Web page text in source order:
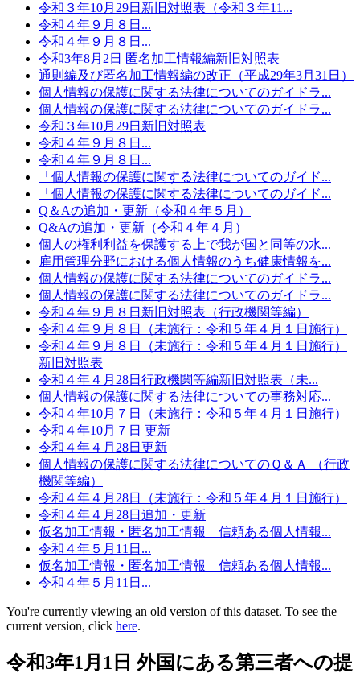
令和３年10月29日新旧対照表（令和３年11...
令和４年９月８日...
令和４年９月８日...
令和3年8月2日 匿名加工情報編新旧対照表
通則編及び匿名加工情報編の改正（平成29年3月31日）
個人情報の保護に関する法律についてのガイドラ...
個人情報の保護に関する法律についてのガイドラ...
令和３年10月29日新旧対照表
令和４年９月８日...
令和４年９月８日...
「個人情報の保護に関する法律についてのガイド...
「個人情報の保護に関する法律についてのガイド...
Q＆Aの追加・更新（令和４年５月）
Q&Aの追加・更新（令和４年４月）
個人の権利利益を保護する上で我が国と同等の水...
雇用管理分野における個人情報のうち健康情報を...
個人情報の保護に関する法律についてのガイドラ...
個人情報の保護に関する法律についてのガイドラ...
令和４年９月８日新旧対照表（行政機関等編）
令和４年９月８日（未施行：令和５年４月１日施行）
令和４年９月８日（未施行：令和５年４月１日施行）
新旧対照表
令和４年４月28日行政機関等編新旧対照表（未...
個人情報の保護に関する法律についての事務対応...
令和４年10月７日（未施行：令和５年４月１日施行）
令和４年10月７日 更新
令和４年４月28日更新
個人情報の保護に関する法律についてのＱ＆Ａ （行政
機関等編）
令和４年４月28日（未施行：令和５年４月１日施行）
令和４年４月28日追加・更新
仮名加工情報・匿名加工情報 信頼ある個人情報...
令和４年５月11日...
仮名加工情報・匿名加工情報 信頼ある個人情報...
令和４年５月11日...
You're currently viewing an old version of this dataset. To see the
current version, click here.
令和3年1月1日 外国にある第三者への提